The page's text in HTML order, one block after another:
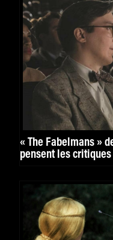
« The Fabelmans »
pensent les